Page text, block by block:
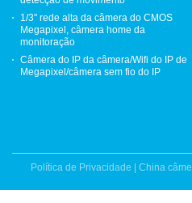
1/3" rede alta da câmera do CMOS
Megapixel, câmera home da
monitoração
Câmera do IP da câmera/Wifi do IP de
Megapixel/câmera sem fio do IP
Política de Privacidade | China